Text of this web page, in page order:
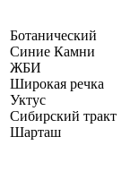
Ботанический
Синие Камни
ЖБИ
Широкая речка
Уктус
Сибирский тракт
Шарташ